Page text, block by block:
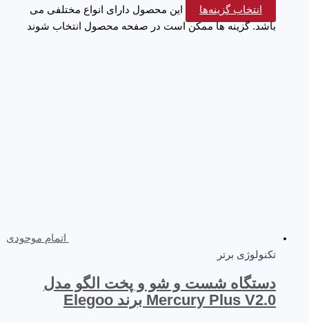
انتخاب گزینه‌ها
این محصول دارای انواع مختلفی می
باشد. گزینه ها ممکن است در صفحه محصول انتخاب شوند
اتمام موحودی
تکنولوژی برتر
دستگاه شست و شو و پخت الگو مدل
Mercury Plus V2.0 برند Elegoo